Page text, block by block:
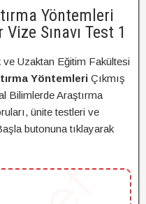
Yöntemleri
Sınavı Test 1
Uzaktan Eğitim Fakültesi
Yöntemleri Çıkmış
Bilimlerde Araştırma
ünite testleri ve
butonuna tıklayarak